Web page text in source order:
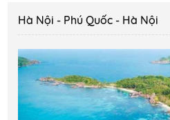
Hà Nội - Phú Quốc - Hà Nội